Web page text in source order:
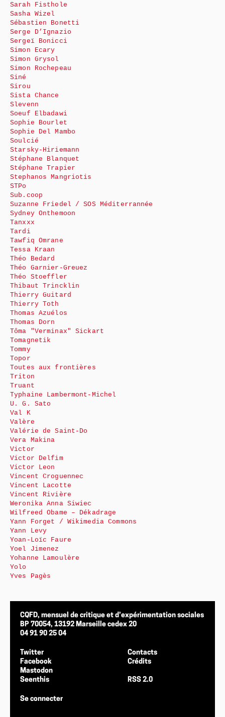
Sarah Fisthole
Sasha Wizel
Sébastien Bonetti
Serge D’Ignazio
Sergeï Bonicci
Simon Ecary
Simon Grysol
Simon Rochepeau
Siné
Sirou
Sista Chance
Slevenn
Soeuf Elbadawi
Sophie Bourlet
Sophie Del Mambo
Soulcié
Starsky-Hiriemann
Stéphane Blanquet
Stéphane Trapier
Stephanos Mangriotis
STPo
Sub.coop
Suzanne Friedel / SOS Méditerrannée
Sydney Onthemoon
Tanxxx
Tardi
Tawfiq Omrane
Tessa Kraan
Théo Bedard
Théo Garnier-Greuez
Théo Stoeffler
Thibaut Trincklin
Thierry Guitard
Thierry Toth
Thomas Azuélos
Thomas Dorn
Tôma "Verminax" Sickart
Tomagnetik
Tommy
Topor
Toutes aux frontières
Triton
Truant
Typhaine Lambermont-Michel
U. G. Sato
Val K
Valère
Valérie de Saint-Do
Vera Makina
Victor
Victor Delfim
Victor Leon
Vincent Croguennec
Vincent Lacotte
Vincent Rivière
Weronika Anna Siwiec
Wilfreed Obame – Dékadrage
Yann Forget / Wikimedia Commons
Yann Levy
Yoan-Loïc Faure
Yoel Jimenez
Yohanne Lamoulère
Yolo
Yves Pagès
CQFD, mensuel de critique et d’expérimentation sociales
BP 70054, 13192 Marseille cedex 20
04 91 90 25 04
Twitter
Facebook
Mastodon
Seenthis
Contacts
Crédits
RSS 2.0
Se connecter